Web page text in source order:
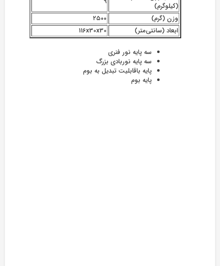
(کیلوگرم)
وزن (گرم)
۲۵۰۰
ابعاد (سانتی‌متر)
116x30x30
سه پایه نور فنری
سه پایه نوربادی بزرگ
پایه باقابلیت تبدیل به بوم
پایه بوم